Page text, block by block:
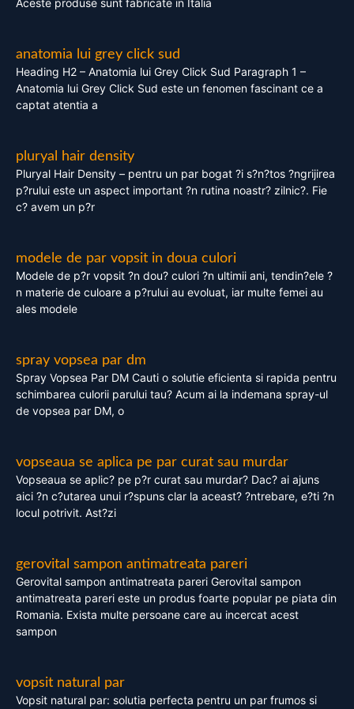
Aceste produse sunt fabricate in Italia
anatomia lui grey click sud
Heading H2 – Anatomia lui Grey Click Sud Paragraph 1 –
Anatomia lui Grey Click Sud este un fenomen fascinant ce a
captat atentia a
pluryal hair density
Pluryal Hair Density – pentru un par bogat ?i s?n?tos ?ngrijirea
p?rului este un aspect important ?n rutina noastr? zilnic?. Fie
c? avem un p?r
modele de par vopsit in doua culori
Modele de p?r vopsit ?n dou? culori ?n ultimii ani, tendin?ele ?
n materie de culoare a p?rului au evoluat, iar multe femei au
ales modele
spray vopsea par dm
Spray Vopsea Par DM Cauti o solutie eficienta si rapida pentru
schimbarea culorii parului tau? Acum ai la indemana spray-ul
de vopsea par DM, o
vopseaua se aplica pe par curat sau murdar
Vopseaua se aplic? pe p?r curat sau murdar? Dac? ai ajuns
aici ?n c?utarea unui r?spuns clar la aceast? ?ntrebare, e?ti ?n
locul potrivit. Ast?zi
gerovital sampon antimatreata pareri
Gerovital sampon antimatreata pareri Gerovital sampon
antimatreata pareri este un produs foarte popular pe piata din
Romania. Exista multe persoane care au incercat acest
sampon
vopsit natural par
Vopsit natural par: solutia perfecta pentru un par frumos si